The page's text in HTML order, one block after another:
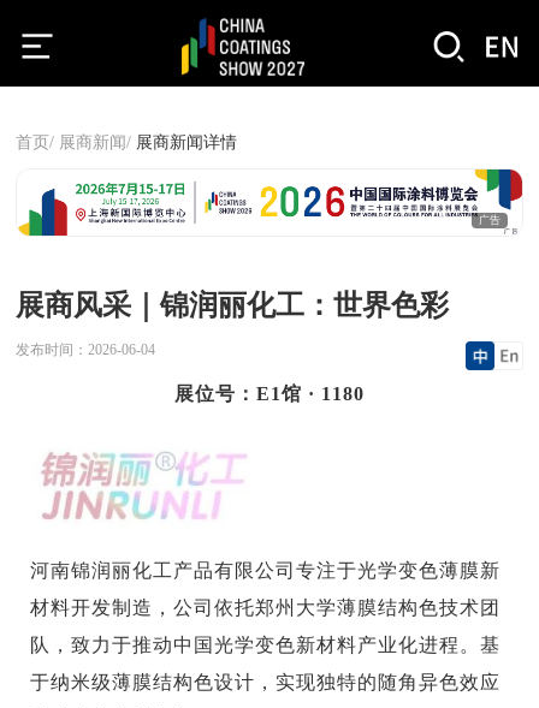
首页/ 展商新闻/ 展商新闻详情
广告
展商风采｜锦润丽化工：世界色彩
发布时间： 2026-06-04
展位号：E1馆 · 1180
河南锦润丽化工产品有限公司专注于光学变色薄膜新
材料开发制造，公司依托郑州大学薄膜结构色技术团
队，致力于推动中国光学变色新材料产业化进程。基
于纳米级薄膜结构色设计，实现独特的随角异色效应